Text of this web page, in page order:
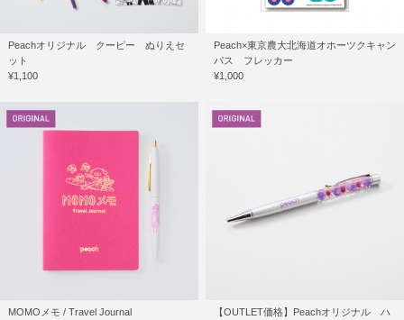
Peachオリジナル クーピー ぬりえセ
ット
¥1,100
Peach×東京農大北海道オホーツクキャン
パス フレッカー
¥1,000
MOMOメモ / Travel Journal
【OUTLET価格】Peachオリジナル ハ